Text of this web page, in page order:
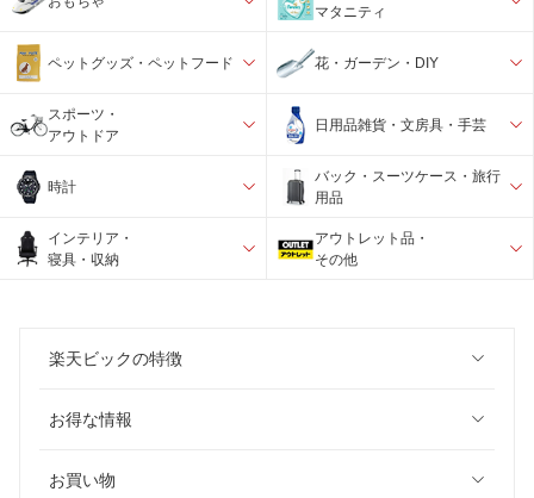
マタニティ
ペットグッズ・ペットフード 花・ガーデン・DIY
スポーツ・
アウトドア
日用品雑貨・文房具・手芸
時計
バック・スーツケース・旅行
用品
インテリア・
寝具・収納
アウトレット品・
その他
楽天ビックの特徴
お得な情報
お買い物